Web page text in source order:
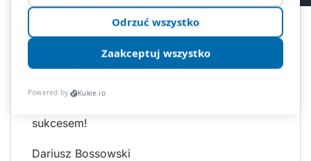
Stocka (geografia), Antoni Wierzbicki (język
angielski), Laura Wnorowska (język angielski).
Serdecznie gratulujemy wszystkim laureatom,
ich nauczycielom i rodzicom!
To kolejny rok, w którym potwierdzamy, że
sukcesem!
Dariusz Bossowski